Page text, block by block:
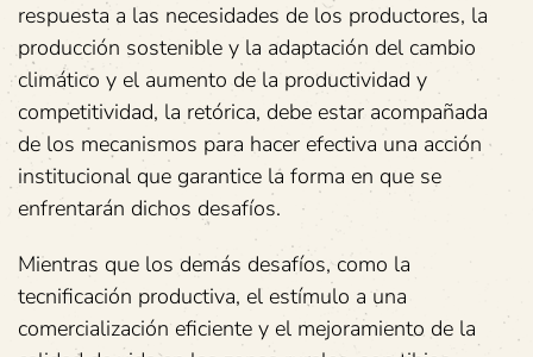
respuesta a las necesidades de los productores, la
producción sostenible y la adaptación del cambio
climático y el aumento de la productividad y
competitividad, la retórica, debe estar acompañada
de los mecanismos para hacer efectiva una acción
institucional que garantice la forma en que se
enfrentarán dichos desafíos.
Mientras que los demás desafíos, como la
tecnificación productiva, el estímulo a una
comercialización eficiente y el mejoramiento de la